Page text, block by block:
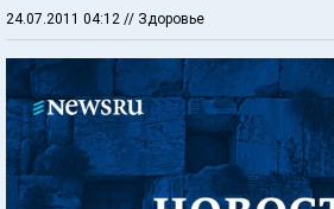
24.07.2011 04:12 // Здоровье